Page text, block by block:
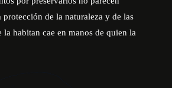
de la naturaleza y de las
la habitan cae en manos de quien la